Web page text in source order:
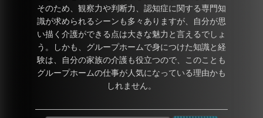
そのため、観察力や判断力、認知症に関する専門知
識が求められるシーンも多々ありますが、自分が思
い描く介護ができる点は大きな魅力と言えるでしょ
う。しかも、グループホームで身につけた知識と経
験は、自分の家族の介護も役立つので、このことも
グループホームの仕事が人気になっている理由かも
しれません。